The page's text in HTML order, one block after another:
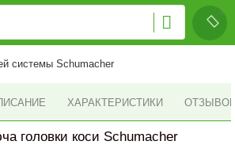
системы Schumacher
ХАРАКТЕРИСТИКИ ОТЗЫВОВ
головки коси Schumacher